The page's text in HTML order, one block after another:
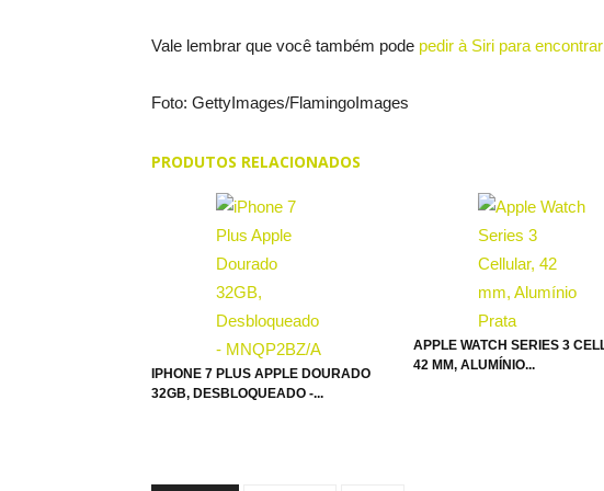
Vale lembrar que você também pode pedir à Siri para
Foto: GettyImages/FlamingoImages
PRODUTOS RELACIONADOS
IPHONE 7 PLUS APPLE DOURADO
32GB, DESBLOQUEADO -...
APPLE WATCH SERIES 3
42 MM, ALUMÍNIO...